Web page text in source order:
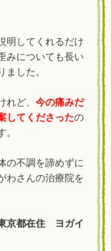
明してくれるだけ
みについても長い
ました。
れど、 今の痛みだ
してくださったの
。
の不調を諦めずに
わさんの治療院を
京都在住 ヨガイ